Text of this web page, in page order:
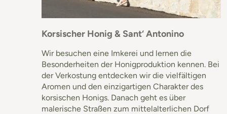
Korsischer Honig & Sant‘ Antonino
Wir besuchen eine Imkerei und lernen die
Besonderheiten der Honigproduktion kennen. Bei
der Verkostung entdecken wir die vielfältigen
Aromen und den einzigartigen Charakter des
korsischen Honigs. Danach geht es über
malerische Straßen zum mittelalterlichen Dorf